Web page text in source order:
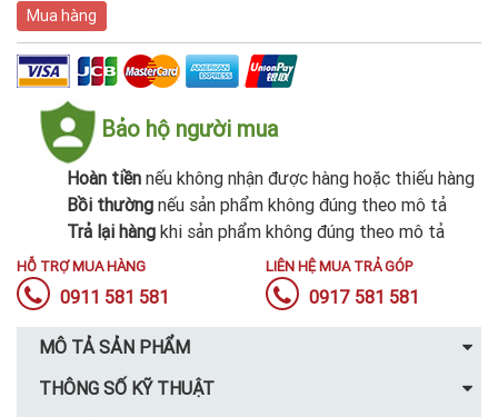
Mua hàng
Bảo hộ người mua
Hoàn tiền nếu không nhận được hàng hoặc thiếu hàng
Bồi thường nếu sản phẩm không đúng theo mô tả
Trả lại hàng khi sản phẩm không đúng theo mô tả
HỖ TRỢ MUA HÀNG
0911 581 581
LIÊN HỆ MUA TRẢ GÓP
0917 581 581
MÔ TẢ SẢN PHẨM
THÔNG SỐ KỸ THUẬT